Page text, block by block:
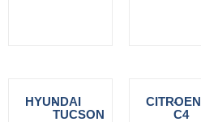
HYUNDAI
-
TUCSON
CITROEN
-
C4